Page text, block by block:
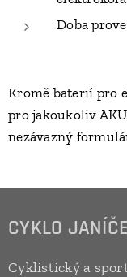
Doba
Kromě baterií pro
pro jakoukoliv
nezávazný
CYKLO
Cyklistický a